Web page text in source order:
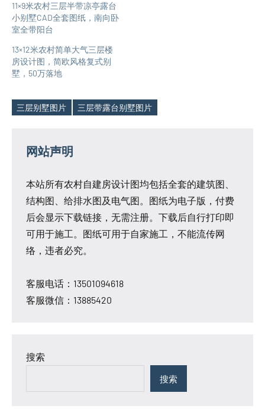
11×9米农村三层半带凉亭露台
小别墅CAD全套图纸，南向卧
室全带阳台
13×12米农村简单大气三层楼
房设计图，简欧风格复式别
墅，50万落地
Tags
三层别墅图片 三层带露台别墅图片
网站声明
本站所有农村自建房设计图均包括全套的建筑图、
结构图、给排水图及电气图。图纸为电子版，付费
后会显示下载链接，无需注册。下载后自行打印即
可用于施工。图纸可用于自家施工，不能流传网
络，违者必究。
客服电话：13501094618
客服微信：13885420
搜索
搜索